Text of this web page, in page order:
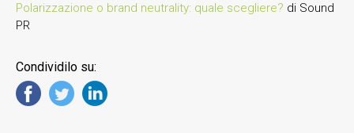
Polarizzazione o brand neutrality: quale scegliere? di Sound
PR
Condividilo su: